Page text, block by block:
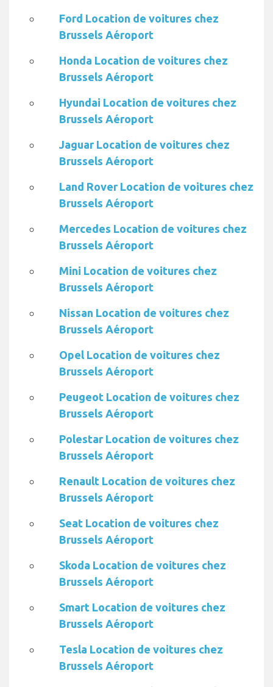
Ford Location de voitures chez
Brussels Aéroport
Honda Location de voitures chez
Brussels Aéroport
Hyundai Location de voitures chez
Brussels Aéroport
Jaguar Location de voitures chez
Brussels Aéroport
Land Rover Location de voitures chez
Brussels Aéroport
Mercedes Location de voitures chez
Brussels Aéroport
Mini Location de voitures chez
Brussels Aéroport
Nissan Location de voitures chez
Brussels Aéroport
Opel Location de voitures chez
Brussels Aéroport
Peugeot Location de voitures chez
Brussels Aéroport
Polestar Location de voitures chez
Brussels Aéroport
Renault Location de voitures chez
Brussels Aéroport
Seat Location de voitures chez
Brussels Aéroport
Skoda Location de voitures chez
Brussels Aéroport
Smart Location de voitures chez
Brussels Aéroport
Tesla Location de voitures chez
Brussels Aéroport